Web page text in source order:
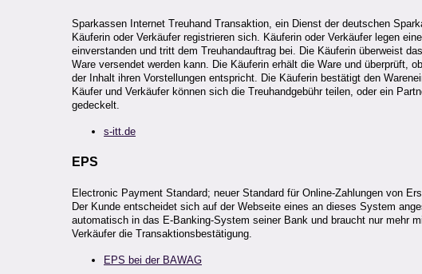
Sparkassen Internet Treuhand Transaktion, ein Dienst der deutschen
Käuferin oder Verkäufer registrieren sich. Käuferin oder Verkäufer legen
einverstanden und tritt dem Treuhandauftrag bei. Die Käuferin überweist
Ware versendet werden kann. Die Käuferin erhält die Ware und überprüft, ob
der Inhalt ihren Vorstellungen entspricht. Die Käuferin bestätigt den
Käufer und Verkäufer können sich die Treuhandgebühr teilen, oder ein
gedeckelt.
s-itt.de
EPS
Electronic Payment Standard; neuer Standard für Online-Zahlungen von
Der Kunde entscheidet sich auf der Webseite eines an dieses System
automatisch in das E-Banking-System seiner Bank und braucht nur mehr
Verkäufer die Transaktionsbestätigung.
EPS bei der BAWAG